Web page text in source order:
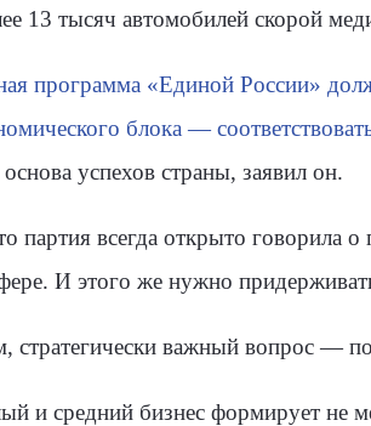
13 тысяч автомобилей скорой
программа «Единой России»
блока —
успехов страны, заявил он.
партия всегда открыто говорила
И этого же нужно
стратегически важный вопрос —
и средний бизнес формирует не